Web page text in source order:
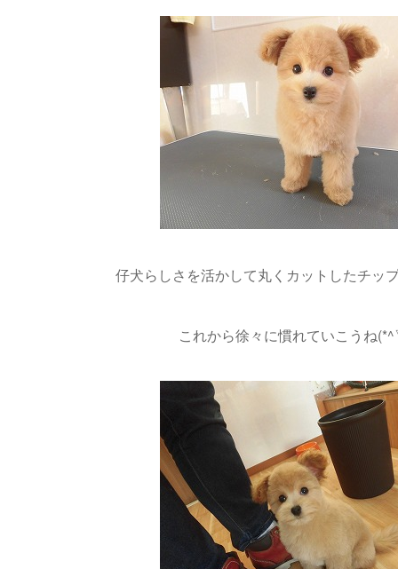
仔犬らしさを活かして丸くカットしたチッ
これから徐々に慣れていこうね